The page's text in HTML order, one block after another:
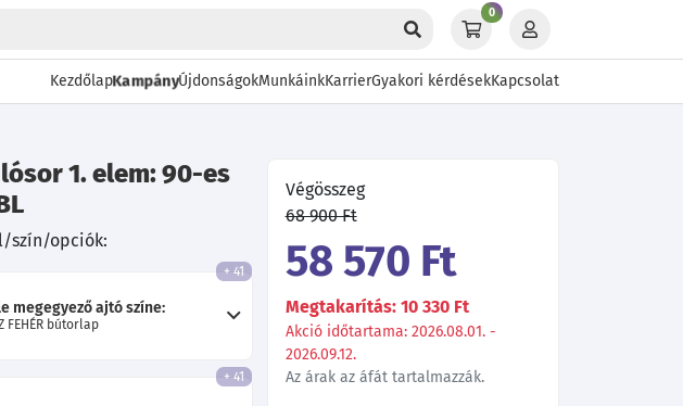
0
KezdőlapKampányÚjdonságokMunkáinkKarrierGyakori kérdésekKapcsolat
1. elem: 90-es
szín/opciók:
megegyező ajtó színe:
FEHÉR bútorlap
+ 41
+ 41
Végösszeg
68 900 Ft
58 570 Ft
Megtakarítás: 10 330 Ft
Akció időtartama: 2026.08.01. -
2026.09.12.
Az árak az áfát tartalmazzák.